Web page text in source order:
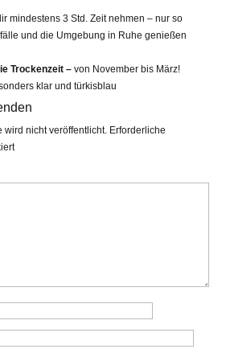
mindestens 3 Std. Zeit nehmen – nur so
und die Umgebung in Ruhe genießen
Trockenzeit –von November bis März!
klar und türkisblau
wird nicht veröffentlicht. Erforderliche